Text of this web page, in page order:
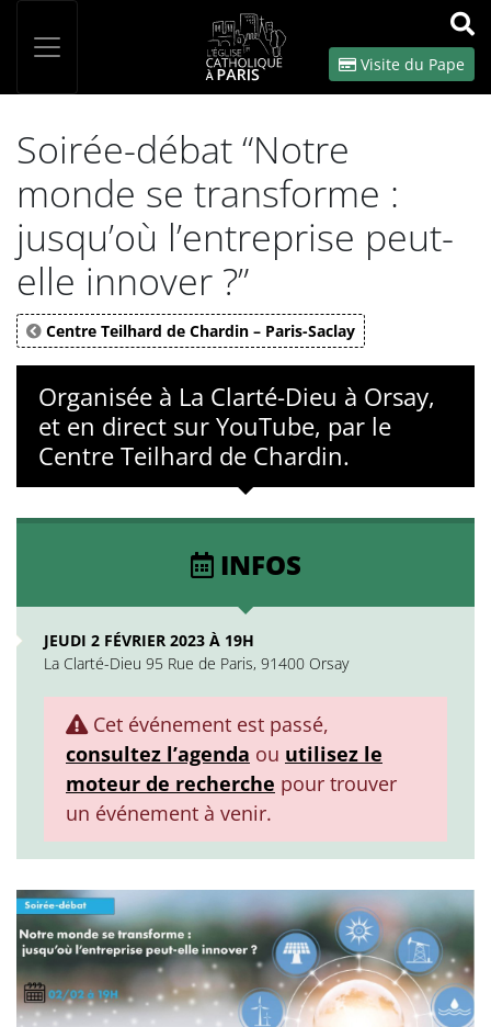
OK
Visite du Pape
Soirée-débat “Notre
monde se transforme :
jusqu’où l’entreprise peut-
elle innover ?”
Centre Teilhard de Chardin – Paris-Saclay
Organisée à La Clarté-Dieu à Orsay,
et en direct sur YouTube, par le
Centre Teilhard de Chardin.
INFOS
JEUDI 2 FÉVRIER 2023 À 19H
La Clarté-Dieu 95 Rue de Paris, 91400 Orsay
Cet événement est passé,
consultez l’agenda ou utilisez le
moteur de recherche pour trouver
un événement à venir.
Panneau de gestion des cookies